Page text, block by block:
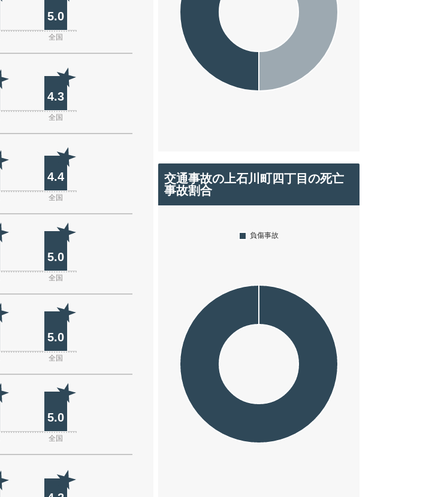
5.0
全国
4.3
全国
4.4
全国
5.0
全国
5.0
全国
5.0
全国
交通事故の上石川町四丁目の死亡
事故割合